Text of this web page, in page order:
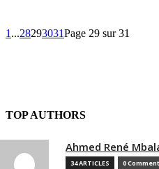
1 ...28293031Page 29 sur 31
TOP AUTHORS
Ahmed René
34 ARTICLES 0